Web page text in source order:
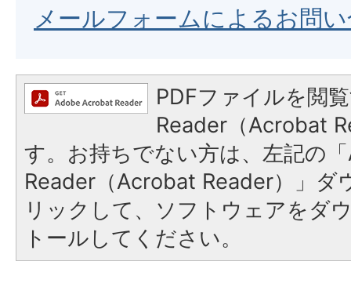
メールフォームによるお問
PDFファイルを閲
Reader（Acrobat
す。お持ちでない方は、左記の
Reader（Acrobat Reader）」ダ
リックして、ソフトウェアをダ
トールしてください。